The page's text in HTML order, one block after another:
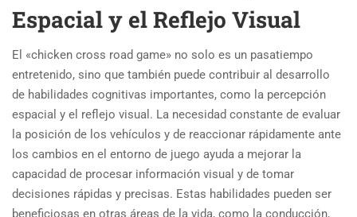
Espacial y el Reflejo Visual
El «chicken cross road game» no solo es un pasatiempo
entretenido, sino que también puede contribuir al desarrollo
de habilidades cognitivas importantes, como la percepción
espacial y el reflejo visual. La necesidad constante de evaluar
la posición de los vehículos y de reaccionar rápidamente ante
los cambios en el entorno de juego ayuda a mejorar la
capacidad de procesar información visual y de tomar
decisiones rápidas y precisas. Estas habilidades pueden ser
beneficiosas en otras áreas de la vida, como la conducción,